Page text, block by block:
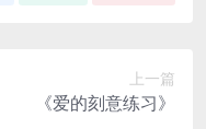
上一篇
《爱的刻意练习》